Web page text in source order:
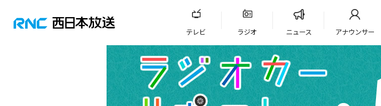
テレビ ラジオ ニュース アナウンサー